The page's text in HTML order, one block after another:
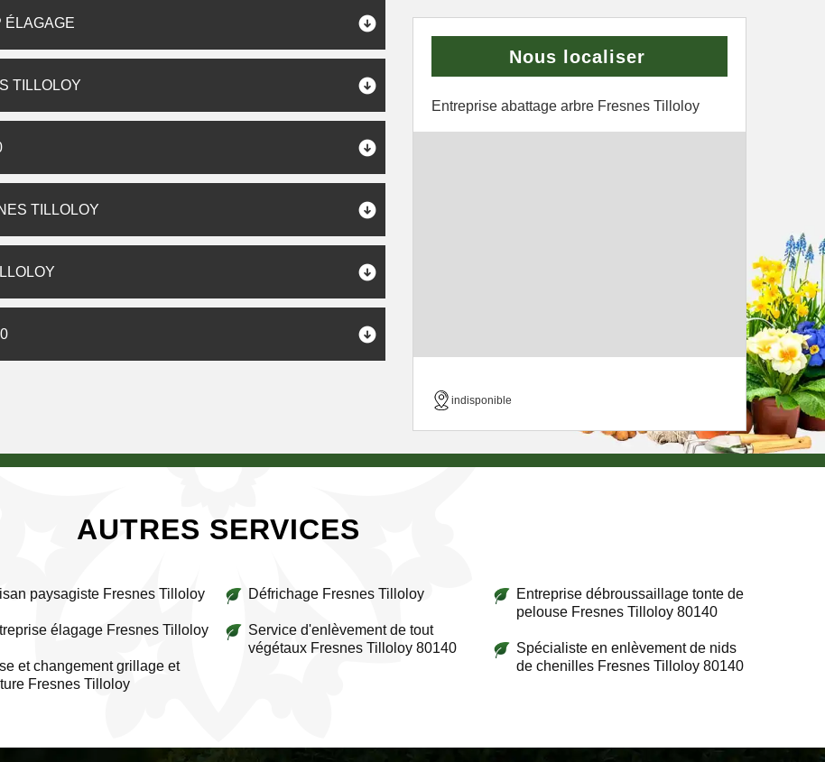
ÉLAGAGE
TILLOLOY
TILLOLOY
Nous localiser
Entreprise abattage arbre Fresnes Tilloloy
indisponible
AUTRES SERVICES
paysagiste Fresnes Tilloloy
élagage Fresnes Tilloloy
et changement grillage et
Fresnes Tilloloy
Défrichage Fresnes Tilloloy
Service d'enlèvement de tout
végétaux Fresnes Tilloloy 80140
Entreprise débroussaillage tonte de
pelouse Fresnes Tilloloy 80140
Spécialiste en enlèvement de nids
de chenilles Fresnes Tilloloy 80140